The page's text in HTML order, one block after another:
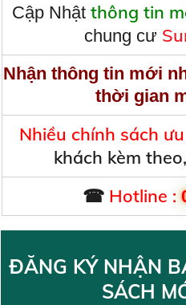
Cập Nhật thông tin
chung cư
Nhận thông tin mới
thời gian
Nhiều chính sách
khách kèm
☎ Hotline :
ĐĂNG KÝ NHẬN
SÁCH